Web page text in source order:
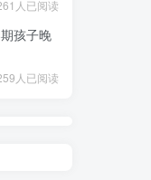
人已阅读
孩子晚
人已阅读